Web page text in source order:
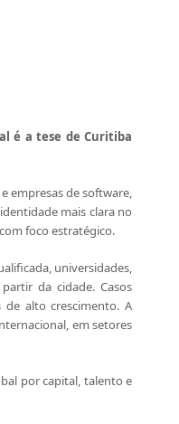
é a tese de Curitiba
empresas de software,
mais clara no
foco estratégico.
universidades,
da cidade. Casos
alto crescimento. A
em setores
por capital, talento e